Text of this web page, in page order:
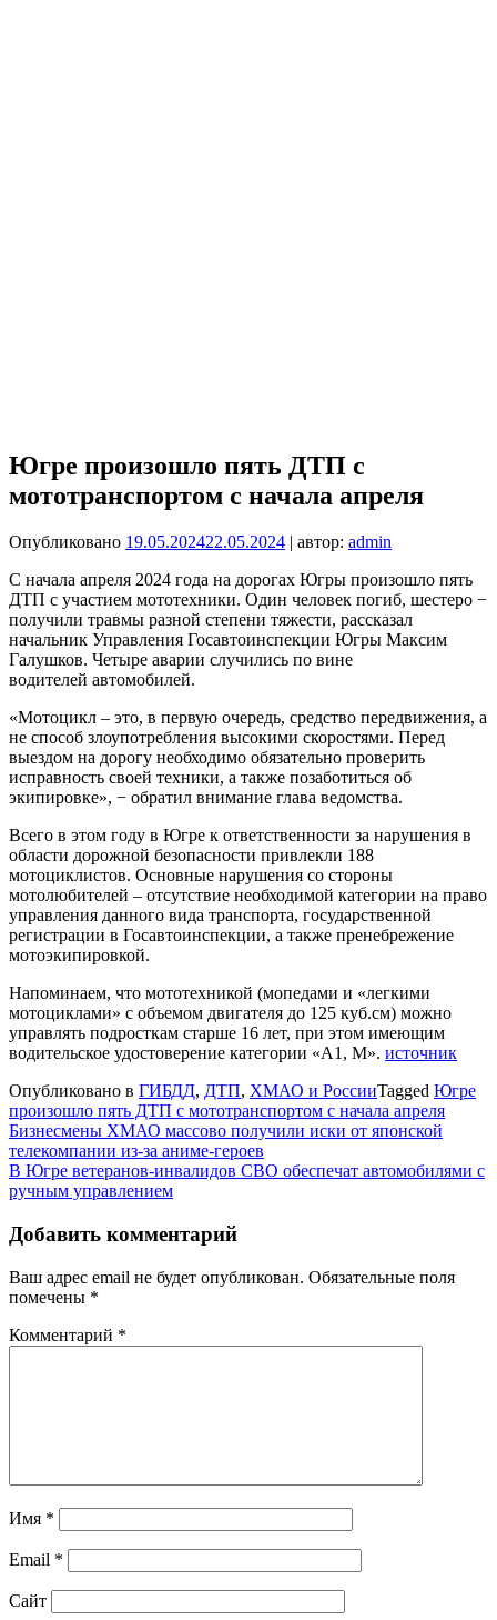
Югре произошло пять ДТП с
мототранспортом с начала апреля
Опубликовано 19.05.202422.05.2024 | автор: admin
С начала апреля 2024 года на дорогах Югры произошло пять
ДТП с участием мототехники. Один человек погиб, шестеро −
получили травмы разной степени тяжести, рассказал
начальник Управления Госавтоинспекции Югры Максим
Галушков. Четыре аварии случились по вине
водителей автомобилей.
«Мотоцикл – это, в первую очередь, средство передвижения, а
не способ злоупотребления высокими скоростями. Перед
выездом на дорогу необходимо обязательно проверить
исправность своей техники, а также позаботиться об
экипировке», − обратил внимание глава ведомства.
Всего в этом году в Югре к ответственности за нарушения в
области дорожной безопасности привлекли 188
мотоциклистов. Основные нарушения со стороны
мотолюбителей – отсутствие необходимой категории на право
управления данного вида транспорта, государственной
регистрации в Госавтоинспекции, а также пренебрежение
мотоэкипировкой.
Напоминаем, что мототехникой (мопедами и «легкими
мотоциклами» с объемом двигателя до 125 куб.см) можно
управлять подросткам старше 16 лет, при этом имеющим
водительское удостоверение категории «А1, М». источник
Опубликовано в ГИБДД, ДТП, ХМАО и РоссииTagged Югре
произошло пять ДТП с мототранспортом с начала апреля
Навигация
по
записям
Бизнесмены ХМАО массово получили иски от японской
телекомпании из-за аниме-героев
В Югре ветеранов-инвалидов СВО обеспечат автомобилями с
ручным управлением
Добавить комментарий
Ваш адрес email не будет опубликован. Обязательные поля
помечены *
Комментарий *
Имя *
Email *
Сайт